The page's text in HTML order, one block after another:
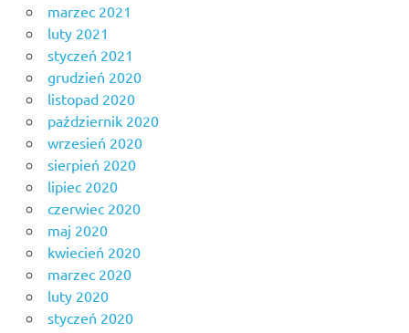
marzec 2021
luty 2021
styczeń 2021
grudzień 2020
listopad 2020
październik 2020
wrzesień 2020
sierpień 2020
lipiec 2020
czerwiec 2020
maj 2020
kwiecień 2020
marzec 2020
luty 2020
styczeń 2020